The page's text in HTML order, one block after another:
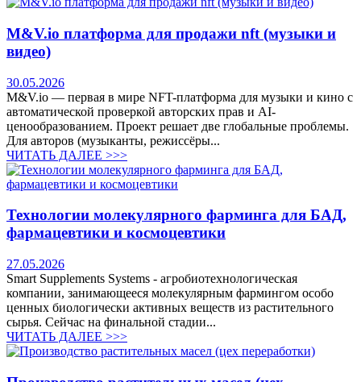
M&V.io платформа для продажи nft (музыки и
видео)
30.05.2026
M&V.io — первая в мире NFT-платформа для музыки и кино с
автоматической проверкой авторских прав и AI-
ценообразованием. Проект решает две глобальные проблемы.
Для авторов (музыканты, режиссёры...
ЧИТАТЬ ДАЛЕЕ >>>
Технологии молекулярного фарминга для БАД,
фармацевтики и космоцевтики
27.05.2026
Smart Supplements Systems - агробиотехнологическая
компании, занимающееся молекулярным фармингом особо
ценных биологически активных веществ из растительного
сырья. Сейчас на финальной стадии...
ЧИТАТЬ ДАЛЕЕ >>>